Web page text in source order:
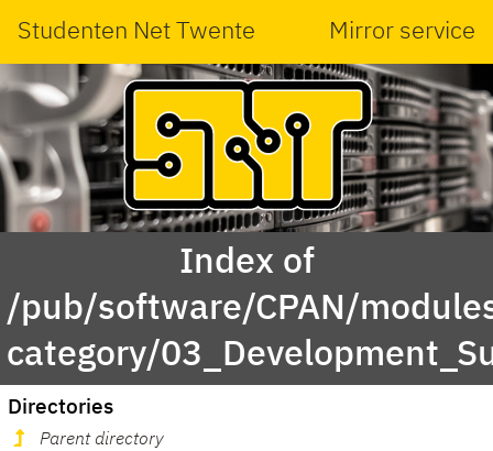
Studenten Net Twente Mirror service
Index of
/pub/software/CPAN/
category/
Directories
Parent directory